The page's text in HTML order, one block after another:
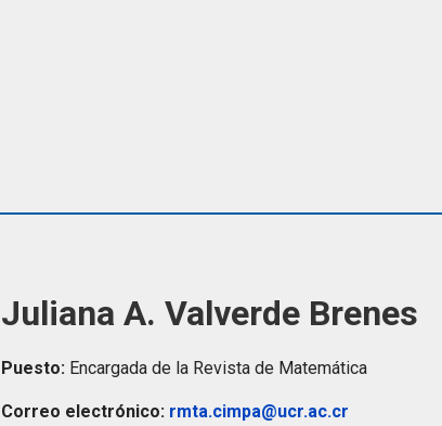
Juliana A. Valverde Brenes
Puesto: Encargada de la Revista de Matemática
Correo electrónico: rmta.cimpa@ucr.ac.cr